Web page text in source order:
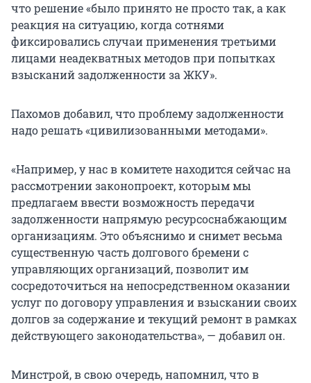
что решение «было принято не просто так, а как
реакция на ситуацию, когда сотнями
фиксировались случаи применения третьими
лицами неадекватных методов при попытках
взысканий задолженности за ЖКУ».
Пахомов добавил, что проблему задолженности
надо решать «цивилизованными методами».
«Например, у нас в комитете находится сейчас на
рассмотрении законопроект, которым мы
предлагаем ввести возможность передачи
задолженности напрямую ресурсоснабжающим
организациям. Это объяснимо и снимет весьма
существенную часть долгового бремени с
управляющих организаций, позволит им
сосредоточиться на непосредственном оказании
услуг по договору управления и взыскании своих
долгов за содержание и текущий ремонт в рамках
действующего законодательства», — добавил он.
Минстрой, в свою очередь, напомнил, что в